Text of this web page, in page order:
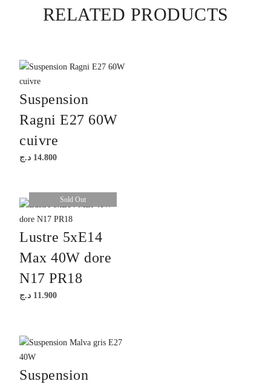
RELATED PRODUCTS
Suspension
Ragni E27 60W
cuivre
14.800 د.ج
Sold Out
Lustre 5xE14
Max 40W dore
N17 PR18
11.900 د.ج
Suspension